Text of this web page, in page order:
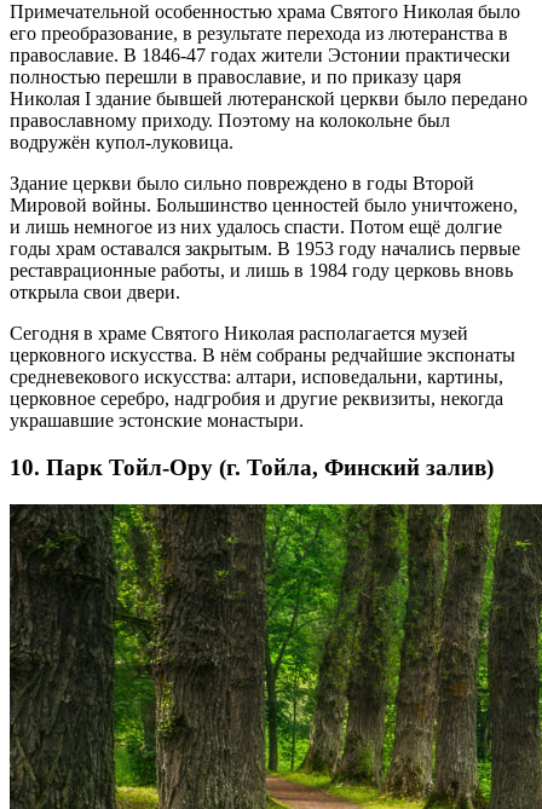
Примечательной особенностью храма Святого Николая было
его преобразование, в результате перехода из лютеранства в
православие. В 1846-47 годах жители Эстонии практически
полностью перешли в православие, и по приказу царя
Николая I здание бывшей лютеранской церкви было передано
православному приходу. Поэтому на колокольне был
водружён купол-луковица.
Здание церкви было сильно повреждено в годы Второй
Мировой войны. Большинство ценностей было уничтожено,
и лишь немногое из них удалось спасти. Потом ещё долгие
годы храм оставался закрытым. В 1953 году начались первые
реставрационные работы, и лишь в 1984 году церковь вновь
открыла свои двери.
Сегодня в храме Святого Николая располагается музей
церковного искусства. В нём собраны редчайшие экспонаты
средневекового искусства: алтари, исповедальни, картины,
церковное серебро, надгробия и другие реквизиты, некогда
украшавшие эстонские монастыри.
10. Парк Тойл-Ору (г. Тойла, Финский залив)